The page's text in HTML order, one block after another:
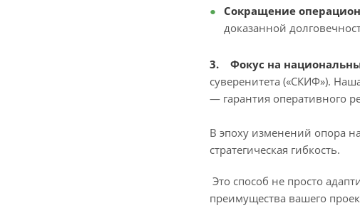
Сокращение
доказанной
3. Фокус на
суверенитета («СКИФ»).
— гарантия оперативного
В эпоху изменений опора
стратегическая гибкость.
Это способ не просто
преимущества вашего